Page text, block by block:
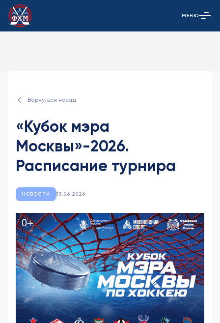
Открыть
МЕНЮ
Вернуться назад
«Кубок мэра
Москвы»-2026.
Расписание турнира
НОВОСТИ 15.06.2026